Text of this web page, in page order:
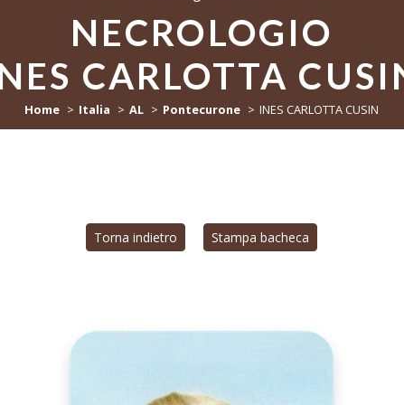
NECROLOGIO
CARLOTTA
Home Italia AL Pontecurone INES CARLOTTA CUSIN
Torna indietro Stampa bacheca